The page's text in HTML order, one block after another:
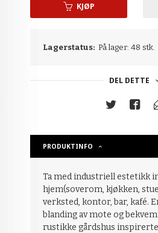
KJØP
Lagerstatus: På lager: 48 stk.
DEL DETTE
PRODUKTINFO
Ta med industriell estetikk
hjem(soverom, kjøkken,
verksted, kontor, bar, kafé.
blanding av mote og
rustikke gårdshus